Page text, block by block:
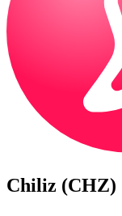
Chiliz (CHZ)